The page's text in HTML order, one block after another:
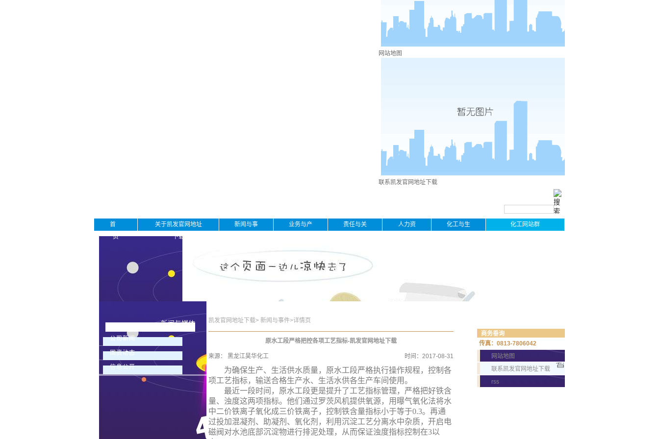
网站地图
联系凯发官网地址下载
首
页
关于凯发官网地址
下载
新闻与事
业务与产
责任与关
人力资
化工与生
化工网站群
新闻与媒体
公司新闻
国资动态
信息公开
凯发官网地址下载> 新闻与事件>详情页
原水工段严格把控各项工艺指标-凯发官网地址下载
来源： 黑龙江昊华化工 时间： 2017-08-31
为确保生产、生活供水质量，原水工段严格执行操作规程，控制各
项工艺指标，输送合格生产水、生活水供各生产车间使用。
最近一段时间，原水工段更是提升了工艺指标管理，严格把好铁含
量、浊度这两项指标。他们通过罗茨风机提供氧源，用曝气氧化法将水
中二价铁离子氧化成三价铁离子，控制铁含量指标小于等于0.3。再通
过投加混凝剂、助凝剂、氧化剂，利用沉淀工艺分离水中杂质，开启电
磁阀对水池底部沉淀物进行排泥处理，从而保证浊度指标控制在3以
商务垂询
传真：0813-7806042
网站地图
联系凯发官网地址下载
rss